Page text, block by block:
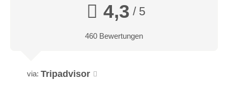
4,3 / 5
460 Bewertungen
via: Tripadvisor